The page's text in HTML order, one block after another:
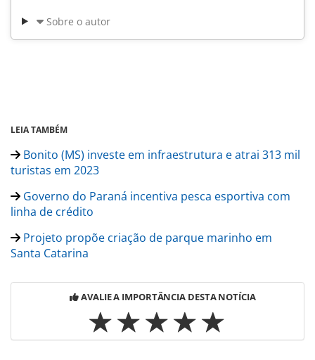
Sobre o autor
LEIA TAMBÉM
Bonito (MS) investe em infraestrutura e atrai 313 mil
turistas em 2023
Governo do Paraná incentiva pesca esportiva com
linha de crédito
Projeto propõe criação de parque marinho em
Santa Catarina
AVALIE A IMPORTÂNCIA DESTA NOTÍCIA